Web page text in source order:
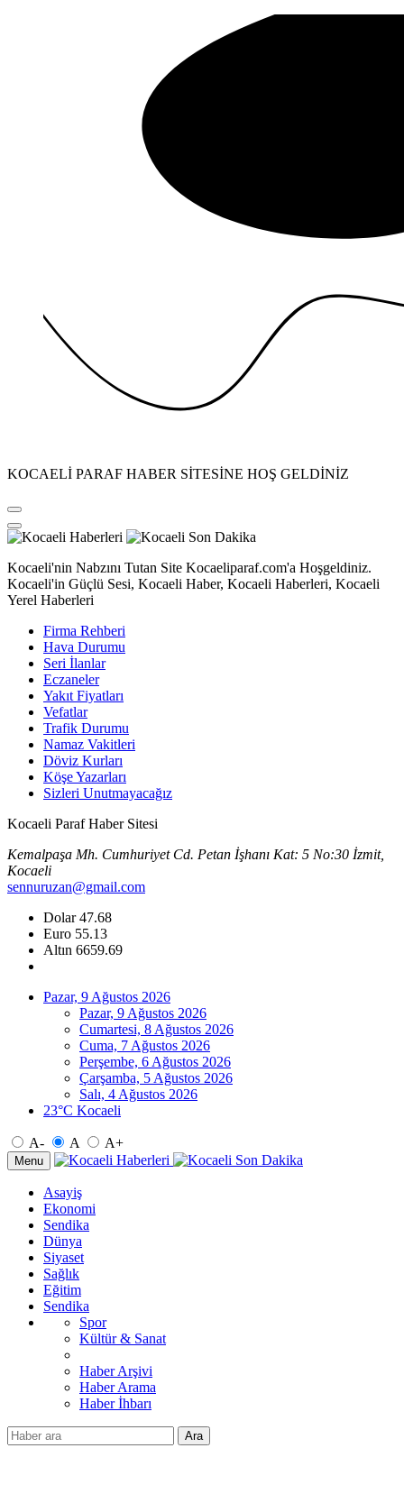
KOCAELİ PARAF HABER SİTESİNE HOŞ GELDİNİZ
Kocaeli'nin Nabzını Tutan Site Kocaeliparaf.com'a Hoşgeldiniz.
Kocaeli'in Güçlü Sesi, Kocaeli Haber, Kocaeli Haberleri, Kocaeli
Yerel Haberleri
Firma Rehberi
Hava Durumu
Seri İlanlar
Eczaneler
Yakıt Fiyatları
Vefatlar
Trafik Durumu
Namaz Vakitleri
Döviz Kurları
Köşe Yazarları
Sizleri Unutmayacağız
Kocaeli Paraf Haber Sitesi
Kemalpaşa Mh. Cumhuriyet Cd. Petan İşhanı Kat: 5 No:30 İzmit,
Kocaeli
sennuruzan@gmail.com
Dolar47.68
Euro 55.13
Altın 6659.69
Pazar, 9 Ağustos 2026
Pazar, 9 Ağustos 2026
Cumartesi, 8 Ağustos 2026
Cuma, 7 Ağustos 2026
Perşembe, 6 Ağustos 2026
Çarşamba, 5 Ağustos 2026
Salı, 4 Ağustos 2026
23°C Kocaeli
A- A A+
Menu
Asayiş
Ekonomi
Sendika
Dünya
Siyaset
Sağlık
Eğitim
Sendika
Spor
Kültür & Sanat
Haber Arşivi
Haber Arama
Haber İhbarı
Ara